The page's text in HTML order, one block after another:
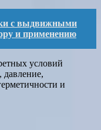
с выдвижными
и применению
условий
давление,
и